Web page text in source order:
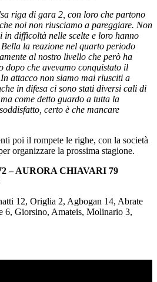
riga di gara 2, con loro che partono
noi non riusciamo a pareggiare. Non
difficoltà nelle scelte e loro hanno
la reazione nel quarto periodo
al nostro livello che però ha
dopo che avevamo conquistato il
attacco non siamo mai riusciti a
in difesa ci sono stati diversi cali di
come detto guardo a tutta la
certo è che mancare
poi il rompete le righe, con la società
organizzare la prossima stagione.
– AURORA CHIAVARI 79
12, Origlia 2, Agbogan 14, Abrate
6, Giorsino, Amateis, Molinario 3,